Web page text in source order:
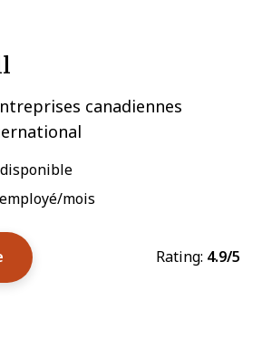
canadiennes
mois
Rating: 4.9/5